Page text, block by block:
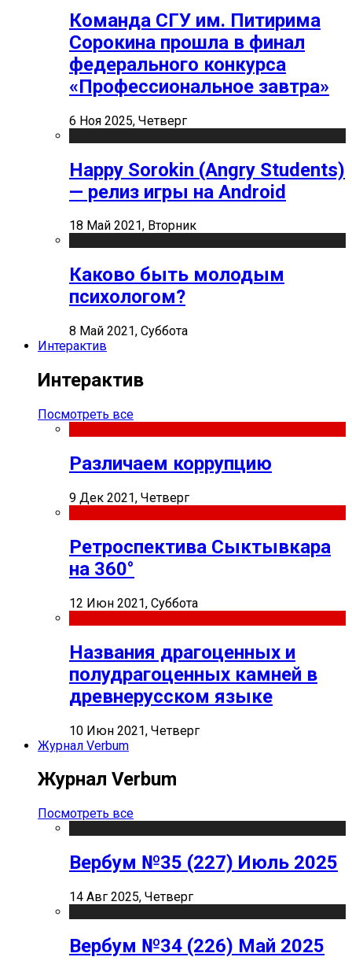
Команда СГУ им. Питирима
Сорокина прошла в финал
федерального конкурса
«Профессиональное завтра»
6 Ноя 2025, Четверг
Happy Sorokin (Angry Students)
— релиз игры на Android
18 Май 2021, Вторник
Каково быть молодым
психологом?
8 Май 2021, Суббота
Интерактив
Интерактив
Посмотреть все
Различаем коррупцию
9 Дек 2021, Четверг
Ретроспектива Сыктывкара
на 360°
12 Июн 2021, Суббота
Названия драгоценных и
полудрагоценных камней в
древнерусском языке
10 Июн 2021, Четверг
Журнал Verbum
Журнал Verbum
Посмотреть все
Вербум №35 (227) Июль 2025
14 Авг 2025, Четверг
Вербум №34 (226) Май 2025